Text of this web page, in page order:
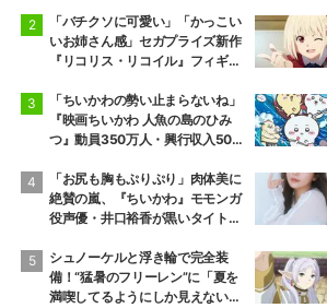
「バチクソに可愛い」「かっこい
いお姉さん感」セガプライズ新作
『リコリス・リコイル』フィギュ
「ちいかわの勢い止まらないね」
『映画ちいかわ 人魚の島のひみ
つ』動員350万人・興行収入50億
「お尻も胸もぷりぷり」肉体美に
絶賛の嵐、『ちいかわ』モモンガ
役声優・井口裕香が黒いタイトウ
シュノーケルと浮き輪で完全装
備！“猛暑のフリーレン”に「夏を
満喫してるようにしか見えない」